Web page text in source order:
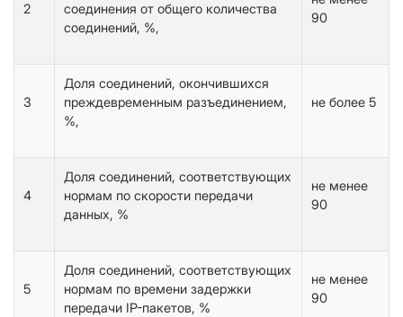
2
соединения от общего количества
соединений, %,
90
3
Доля соединений, окончившихся
преждевременным разъединением,
%,
не более 5
4
Доля соединений, соответствующих
нормам по скорости передачи
данных, %
не менее
90
5
Доля соединений, соответствующих
нормам по времени задержки
передачи IP-пакетов, %
не менее
90